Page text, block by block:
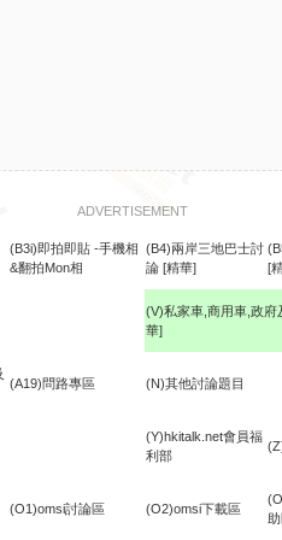
ADVERTISEMENT
(B3i)即拍即貼 -手機相
&翻拍Mon相
(B4)兩岸三地巴士討
論 [精華]
[
(V)私家車,商用車,政府
華]
(A19)問路專區 (N)其他討論題目
(Y)hkitalk.net會員福
利部
(O1)omsi討論區 (O2)omsi下載區